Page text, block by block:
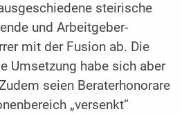
steirische
und Arbeitgeber-
mit der Fusion ab. Die
Umsetzung habe sich aber
seien Beraterhonorare
„versenkt”